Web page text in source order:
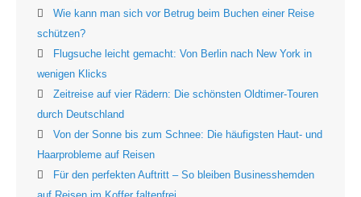
Wie kann man sich vor Betrug beim Buchen einer Reise
schützen?
Flugsuche leicht gemacht: Von Berlin nach New York in
wenigen Klicks
Zeitreise auf vier Rädern: Die schönsten Oldtimer-Touren
durch Deutschland
Von der Sonne bis zum Schnee: Die häufigsten Haut- und
Haarprobleme auf Reisen
Für den perfekten Auftritt – So bleiben Businesshemden